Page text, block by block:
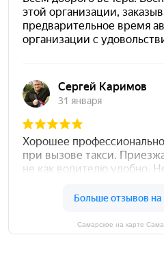
Самарское на карте